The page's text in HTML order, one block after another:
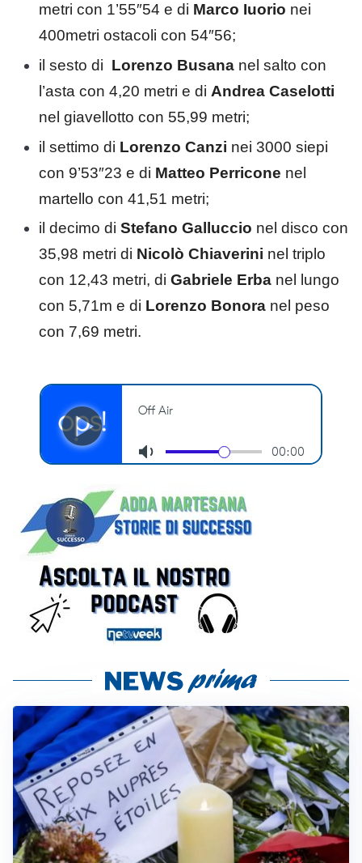
metri con 1’55″54 e di Marco Iuorio nei
400metri ostacoli con 54″56;
il sesto di Lorenzo Busana nel salto con
l’asta con 4,20 metri e di Andrea Caselotti
nel giavellotto con 55,99 metri;
il settimo di Lorenzo Canzi nei 3000 siepi
con 9’53″23 e di Matteo Perricone nel
martello con 41,51 metri;
il decimo di Stefano Galluccio nel disco con
35,98 metri di Nicolò Chiaverini nel triplo
con 12,43 metri, di Gabriele Erba nel lungo
con 5,71m e di Lorenzo Bonora nel peso
con 7,69 metri.